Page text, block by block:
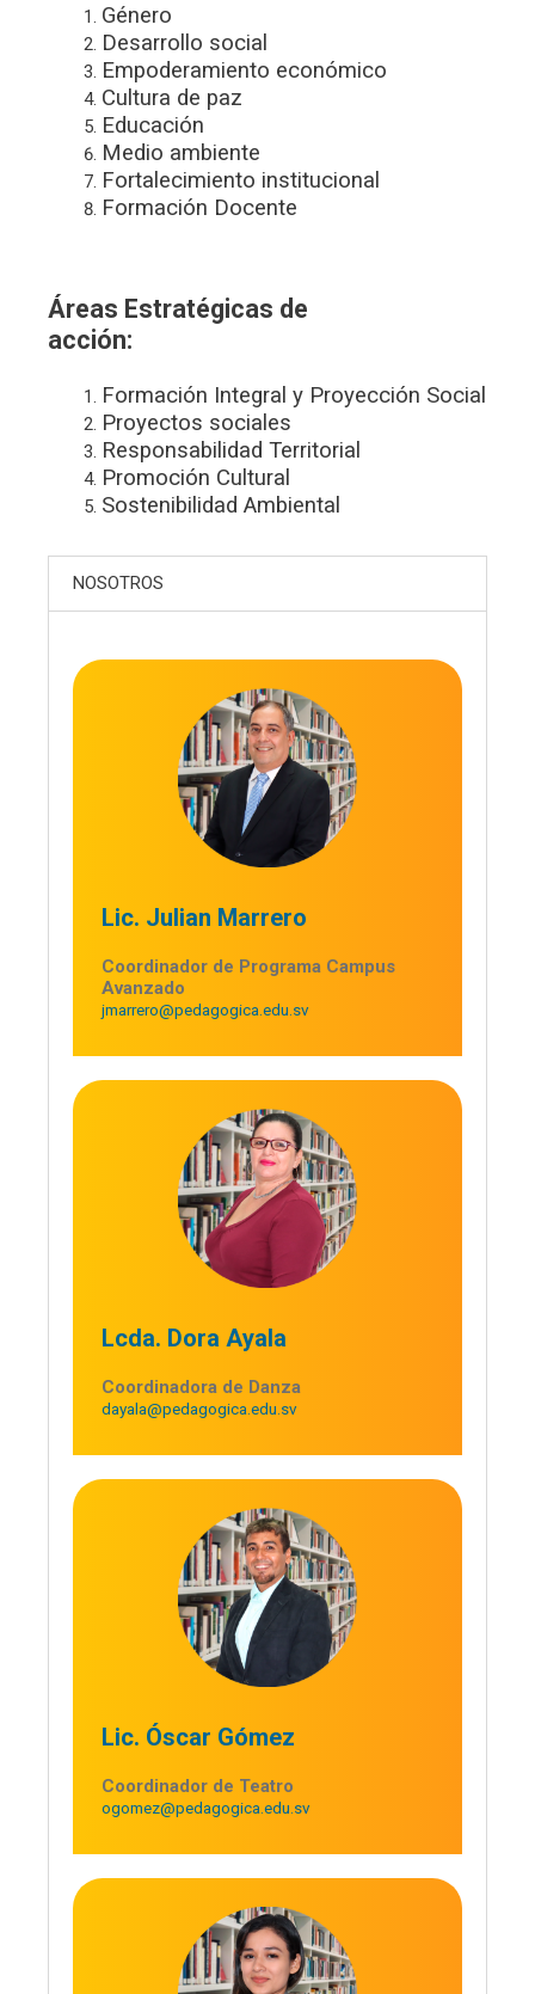
Género
Desarrollo social
Empoderamiento económico
Cultura de paz
Educación
Medio ambiente
Fortalecimiento institucional
Formación Docente
Áreas Estratégicas de
acción:
Formación Integral y Proyección Social
Proyectos sociales
Responsabilidad Territorial
Promoción Cultural
Sostenibilidad Ambiental
NOSOTROS
Lic. Julian Marrero
Coordinador de Programa Campus
Avanzado
jmarrero@pedagogica.edu.sv
Lcda. Dora Ayala
Coordinadora de Danza
dayala@pedagogica.edu.sv
Lic. Óscar Gómez
Coordinador de Teatro
ogomez@pedagogica.edu.sv